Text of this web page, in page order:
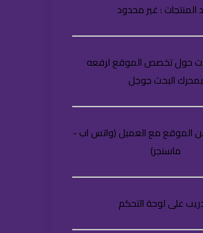
المنتجات : غير محدود
حول تخصص الموقع لرفعه
بمحرك البحث جوجل
الموقع مع العميل (واتس اب -
ماسنجر)
على لوحة التحكم